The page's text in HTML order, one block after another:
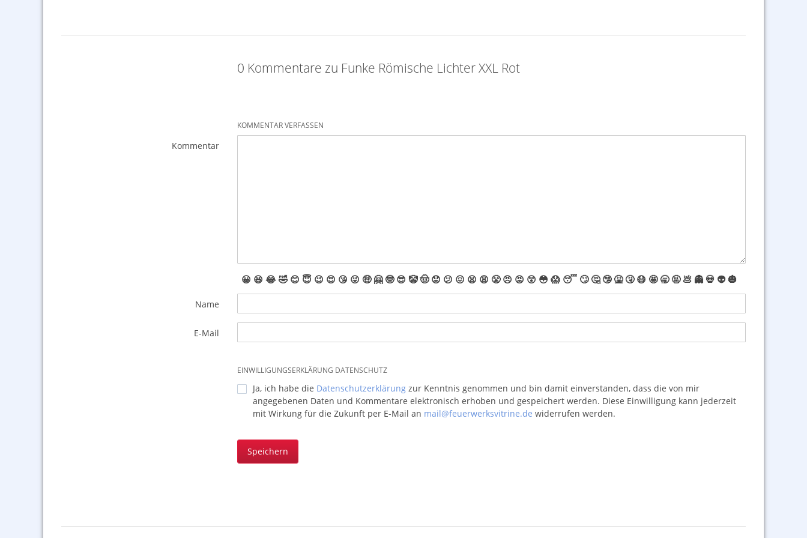
0 Kommentare zu Funke Römische Lichter XXL Rot
KOMMENTAR VERFASSEN
Kommentar
😀 😆 😂🤣 😊 😇 😉 😍 😘 😜 🤑 🤗 🤓 😎 🤡🤠 😟 😕 😖 😫 😩 😤 😠 😡 😲 😳 😱 😴 🙄 🤔 🤥 🤮 🤧 😷 🤩 🥱 🤬 💩 👻 💀 👽 🎃
Name
E-Mail
EINWILLIGUNGSERKLÄRUNG DATENSCHUTZ
Ja, ich habe die Datenschutzerklärungzur Kenntnis genommen und bin damit einverstanden, dass die von mir
angegebenen Daten und Kommentare elektronisch erhoben und gespeichert werden. Diese Einwilligung kann jederzeit
mit Wirkung für die Zukunft per E-Mail an mail@feuerwerksvitrine.de widerrufen werden.
Speichern